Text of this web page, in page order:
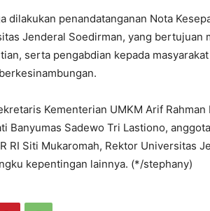
dilakukan penandatanganan Nota
Jenderal Soedirman, yang bertujuan
serta pengabdian kepada
Kementerian UMKM Arif Rahman
Banyumas Sadewo Tri Lastiono,
RI Siti Mukaromah, Rektor Universitas
kepentingan lainnya. (*/stephany)